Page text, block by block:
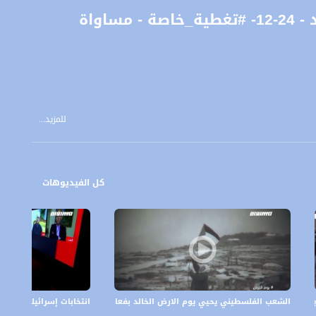
للمزيد...
كل الفيديوهات
انتخابات إسرائيلية
الشعب الفلسطيني يحيي يوم الارض الخالد بفعاليات رقمية في الداخل
الضم و الاستيطان،تغطية خاصة،06.06.2020